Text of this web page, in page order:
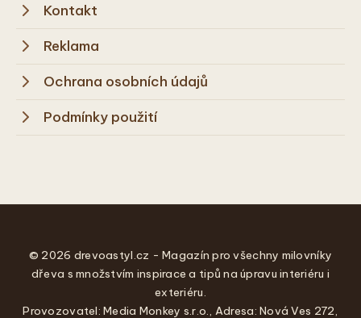
Kontakt
Reklama
Ochrana osobních údajů
Podmínky použití
© 2026 drevoastyl.cz - Magazín pro všechny milovníky
dřeva s množstvím inspirace a tipů na úpravu interiéru i
exteriéru.
Provozovatel: Media Monkey s.r.o., Adresa: Nová Ves 272,